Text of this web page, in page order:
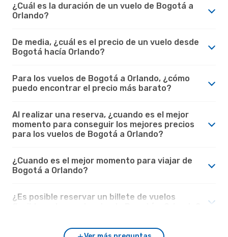
¿Cuál es la duración de un vuelo de Bogotá a
Orlando?
De media, ¿cuál es el precio de un vuelo desde
Bogotá hacía Orlando?
Para los vuelos de Bogotá a Orlando, ¿cómo
puedo encontrar el precio más barato?
Al realizar una reserva, ¿cuando es el mejor
momento para conseguir los mejores precios
para los vuelos de Bogotá a Orlando?
¿Cuando es el mejor momento para viajar de
Bogotá a Orlando?
¿Es posible reservar un billete de vuelos